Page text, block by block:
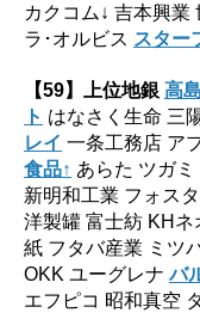
カクコム↓ 吉本興業
ラ･オルビス スター
【59】 上位地銀 高
ト はなさく生命 三
レイ 一条工務店 ア
食品↑ あらた ツガ
新明和工業 フォス
洋製罐 富士紡 KH
紙 フタバ産業 ミツ
OKK ユーグレナバ
エフピコ 昭和真空